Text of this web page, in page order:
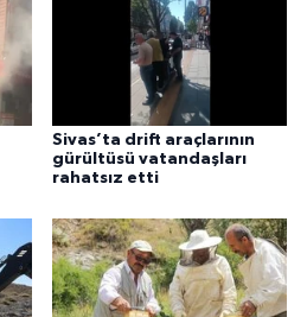
Sivas’ta drift araçlarının
gürültüsü vatandaşları
rahatsız etti